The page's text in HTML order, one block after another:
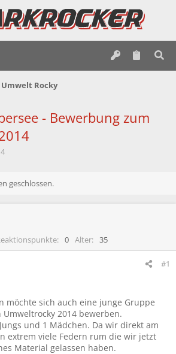
Umwelt Rocky
- Bewerbung zum
geschlossen.
0 Alter 35
#1
möchte sich auch eine junge Gruppe
2014 bewerben.
und 1 Mädchen. Da wir direkt am
extrem viele Federn rum die wir jetzt
Material gelassen haben.